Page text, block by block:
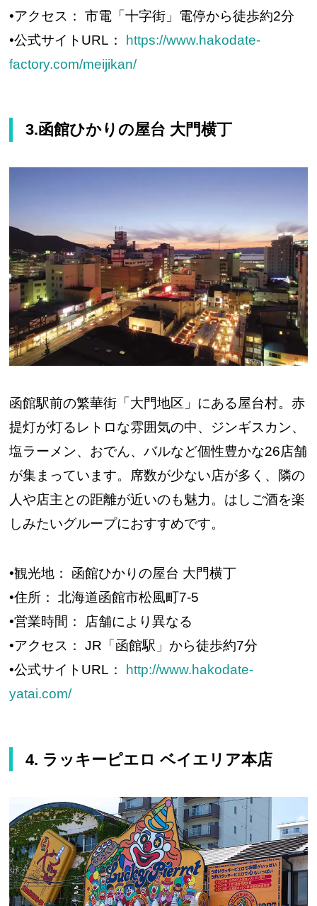
•アクセス： 市電「十字街」電停から徒歩約2分
•公式サイトURL： https://www.hakodate-
factory.com/meijikan/
3.函館ひかりの屋台 大門横丁
函館駅前の繁華街「大門地区」にある屋台村。赤
提灯が灯るレトロな雰囲気の中、ジンギスカン、
塩ラーメン、おでん、バルなど個性豊かな26店舗
が集まっています。席数が少ない店が多く、隣の
人や店主との距離が近いのも魅力。はしご酒を楽
しみたいグループにおすすめです。
•観光地： 函館ひかりの屋台 大門横丁
•住所： 北海道函館市松風町7-5
•営業時間： 店舗により異なる
•アクセス： JR「函館駅」から徒歩約7分
•公式サイトURL：
http://www.hakodate-
yatai.com/
4. ラッキーピエロ ベイエリア本店